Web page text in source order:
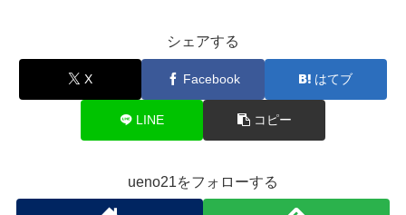
シェアする
X Facebook はてブ
LINE コピー
ueno21をフォローする